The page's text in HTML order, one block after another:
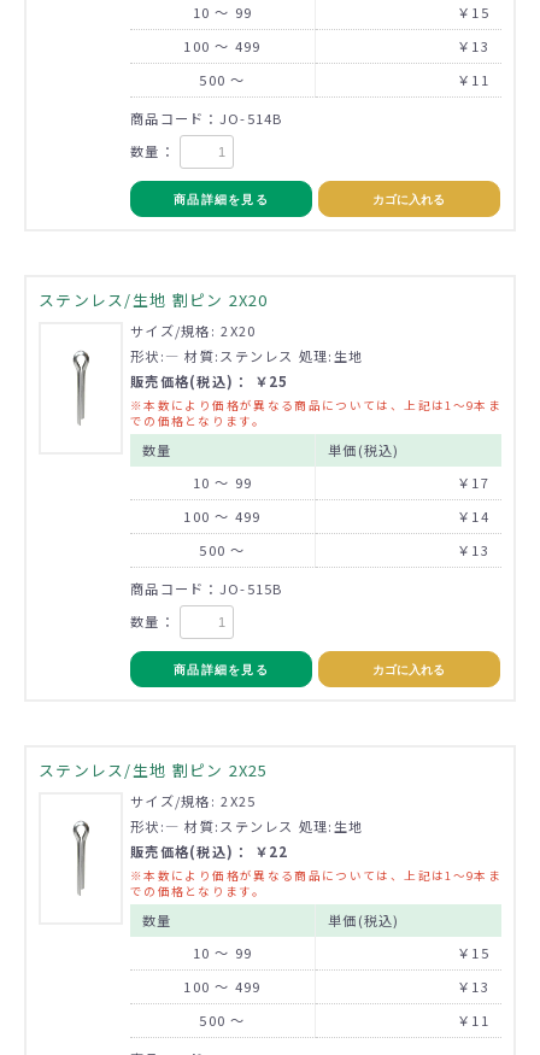
10 ～ 99
￥15
100 ～ 499
￥13
500 ～
￥11
商品コード：JO-514B
数量：
商品詳細を見る カゴに入れる
ステンレス/生地 割ピン 2X20
サイズ/規格: 2X20
形状:― 材質:ステンレス 処理:生地
販売価格(税込)： ￥25
※本数により価格が異なる商品については、上記は1～9本ま
での価格となります。
数量
単価(税込)
10 ～ 99
￥17
100 ～ 499
￥14
500 ～
￥13
商品コード：JO-515B
数量：
商品詳細を見る カゴに入れる
ステンレス/生地 割ピン 2X25
サイズ/規格: 2X25
形状:― 材質:ステンレス 処理:生地
販売価格(税込)： ￥22
※本数により価格が異なる商品については、上記は1～9本ま
での価格となります。
数量
単価(税込)
10 ～ 99
￥15
100 ～ 499
￥13
500 ～
￥11